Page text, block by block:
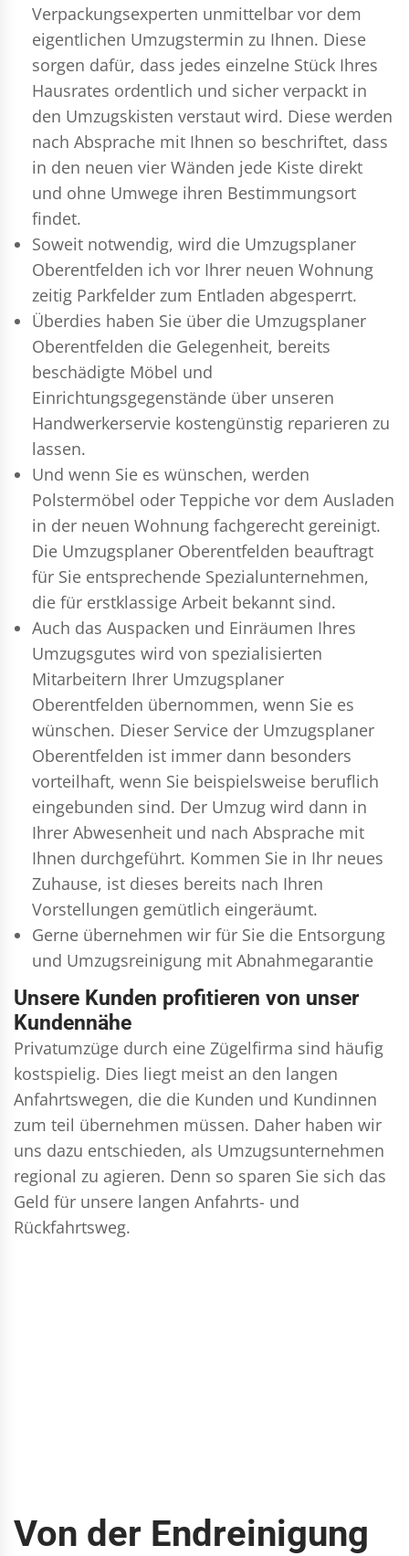
Verpackungsexperten unmittelbar vor dem
eigentlichen Umzugstermin zu Ihnen. Diese
sorgen dafür, dass jedes einzelne Stück Ihres
Hausrates ordentlich und sicher verpackt in
den Umzugskisten verstaut wird. Diese werden
nach Absprache mit Ihnen so beschriftet, dass
in den neuen vier Wänden jede Kiste direkt
und ohne Umwege ihren Bestimmungsort
findet.
Soweit notwendig, wird die Umzugsplaner
Oberentfelden ich vor Ihrer neuen Wohnung
zeitig Parkfelder zum Entladen abgesperrt.
Überdies haben Sie über die Umzugsplaner
Oberentfelden die Gelegenheit, bereits
beschädigte Möbel und
Einrichtungsgegenstände über unseren
Handwerkerservie kostengünstig reparieren zu
lassen.
Und wenn Sie es wünschen, werden
Polstermöbel oder Teppiche vor dem Ausladen
in der neuen Wohnung fachgerecht gereinigt.
Die Umzugsplaner Oberentfelden beauftragt
für Sie entsprechende Spezialunternehmen,
die für erstklassige Arbeit bekannt sind.
Auch das Auspacken und Einräumen Ihres
Umzugsgutes wird von spezialisierten
Mitarbeitern Ihrer Umzugsplaner
Oberentfelden übernommen, wenn Sie es
wünschen. Dieser Service der Umzugsplaner
Oberentfelden ist immer dann besonders
vorteilhaft, wenn Sie beispielsweise beruflich
eingebunden sind. Der Umzug wird dann in
Ihrer Abwesenheit und nach Absprache mit
Ihnen durchgeführt. Kommen Sie in Ihr neues
Zuhause, ist dieses bereits nach Ihren
Vorstellungen gemütlich eingeräumt.
Gerne übernehmen wir für Sie die Entsorgung
und Umzugsreinigung mit Abnahmegarantie
Unsere Kunden profitieren von unser
Kundennähe
Privatumzüge durch eine Zügelfirma sind häufig
kostspielig. Dies liegt meist an den langen
Anfahrtswegen, die die Kunden und Kundinnen
zum teil übernehmen müssen. Daher haben wir
uns dazu entschieden, als Umzugsunternehmen
regional zu agieren. Denn so sparen Sie sich das
Geld für unsere langen Anfahrts- und
Rückfahrtsweg.
Von der Endreinigung